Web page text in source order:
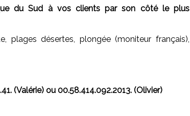
du Sud à vos clients par son côté le plus
plages désertes, plongée (moniteur français),
(Valérie) ou 00.58.414.092.2013. (Olivier)